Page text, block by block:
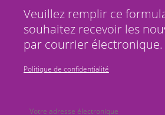
Veuillez remplir ce
souhaitez recevoir les
par courrier électronique.
Politique de confidentialité